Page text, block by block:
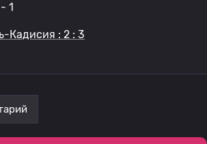
1
Кадисия : 2 : 3